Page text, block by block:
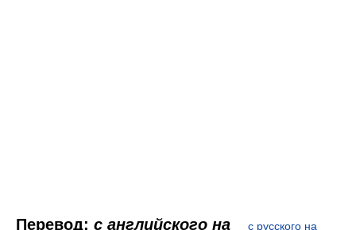
Перевод: с английского на
с русского на